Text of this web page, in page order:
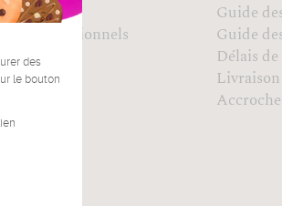
les professionnels
Guide
Guide
Délais
des
le bouton